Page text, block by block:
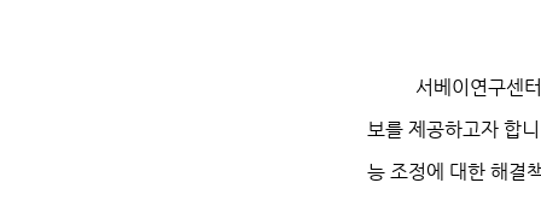
서베이연구센터는
보를 제공하고자 합
능 조정에 대한 해결